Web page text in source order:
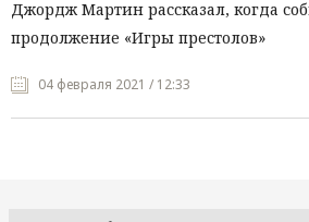
Джордж Мартин рассказал, когда
продолжение «Игры престолов»
04 февраля 2021 / 12:33